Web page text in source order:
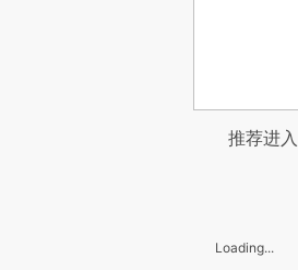
推荐进入
Loading...